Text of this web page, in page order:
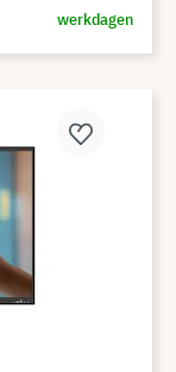
werkdagen